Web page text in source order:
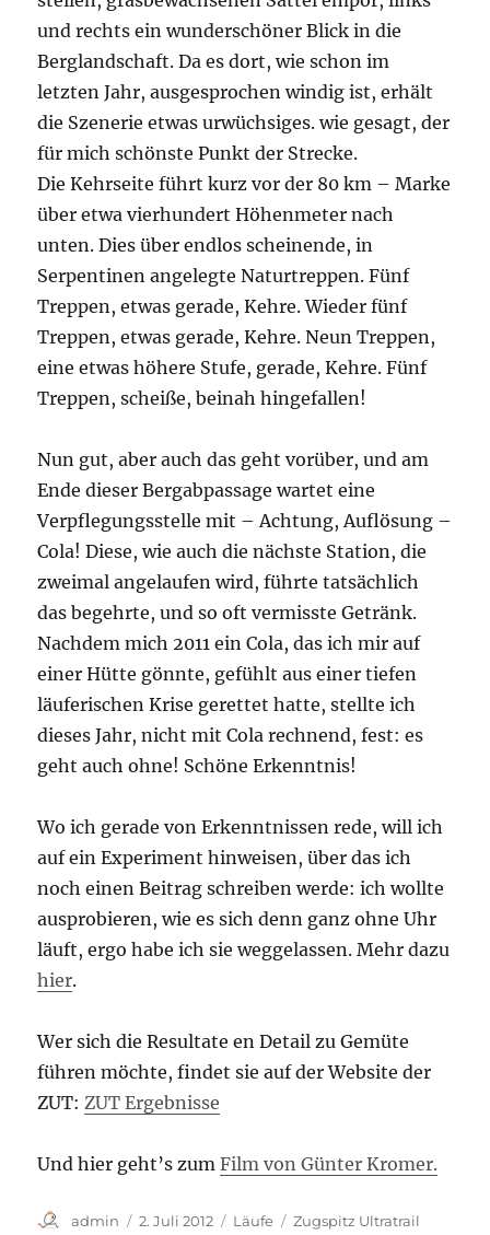
und rechts ein wunderschöner Blick in die
Berglandschaft. Da es dort, wie schon im
letzten Jahr, ausgesprochen windig ist, erhält
die Szenerie etwas urwüchsiges. wie gesagt, der
für mich schönste Punkt der Strecke.
Die Kehrseite führt kurz vor der 80 km – Marke
über etwa vierhundert Höhenmeter nach
unten. Dies über endlos scheinende, in
Serpentinen angelegte Naturtreppen. Fünf
Treppen, etwas gerade, Kehre. Wieder fünf
Treppen, etwas gerade, Kehre. Neun Treppen,
eine etwas höhere Stufe, gerade, Kehre. Fünf
Treppen, scheiße, beinah hingefallen!
Nun gut, aber auch das geht vorüber, und am
Ende dieser Bergabpassage wartet eine
Verpflegungsstelle mit – Achtung, Auflösung –
Cola! Diese, wie auch die nächste Station, die
zweimal angelaufen wird, führte tatsächlich
das begehrte, und so oft vermisste Getränk.
Nachdem mich 2011 ein Cola, das ich mir auf
einer Hütte gönnte, gefühlt aus einer tiefen
läuferischen Krise gerettet hatte, stellte ich
dieses Jahr, nicht mit Cola rechnend, fest: es
geht auch ohne! Schöne Erkenntnis!
Wo ich gerade von Erkenntnissen rede, will ich
auf ein Experiment hinweisen, über das ich
noch einen Beitrag schreiben werde: ich wollte
ausprobieren, wie es sich denn ganz ohne Uhr
läuft, ergo habe ich sie weggelassen. Mehr dazu
hier.
Wer sich die Resultate en Detail zu Gemüte
führen möchte, findet sie auf der Website der
ZUT:ZUT Ergebnisse
Und hier geht’s zumFilm von Günter Kromer.
Autor
admin
Veröffentlicht
2. Juli 2012 Kategorien
Läufe Schlagwörter
Zugspitz Ultratrail